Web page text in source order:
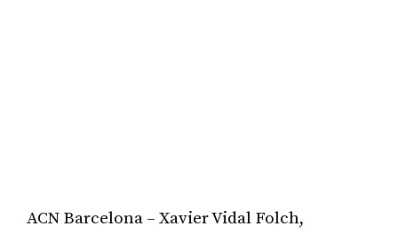
ACN Barcelona – Xavier Vidal Folch,